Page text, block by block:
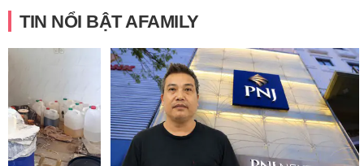
TIN NỔI BẬT AFAMILY